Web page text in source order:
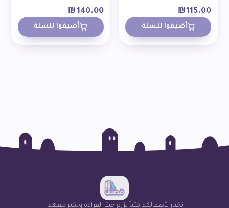
₪115.00
أضيفوا للسلة
₪140.00
أضيفوا للسلة
نختار لأطفالكم كتباً تزرع حبّ القراءة وتكبر معهم.